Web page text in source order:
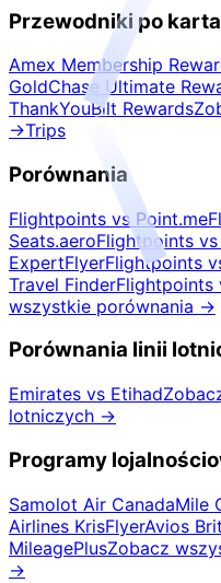
Przewodniki po
Amex Membership
GoldChase Ultimate
ThankYouBilt Rewards
→Trips
Porównania
Flightpoints vs Point.me
Seats.aeroFlightpoints
ExpertFlyerFlightpoints
Travel FinderFlightpoints
wszystkie porównania →
Porównania linii
Emirates vs Etihad
lotniczych →
Programy
Samolot Air CanadaMile
Airlines KrisFlyerAvios
MileagePlusZobacz
→